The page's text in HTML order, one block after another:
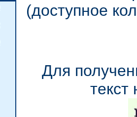
(доступное
Для
текст